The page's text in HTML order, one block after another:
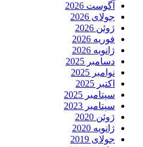
آگوست 2026
جولای 2026
ژوئن 2026
فوریه 2026
ژانویه 2026
دسامبر 2025
نوامبر 2025
اکتبر 2025
سپتامبر 2025
سپتامبر 2023
ژوئن 2020
ژانویه 2020
جولای 2019